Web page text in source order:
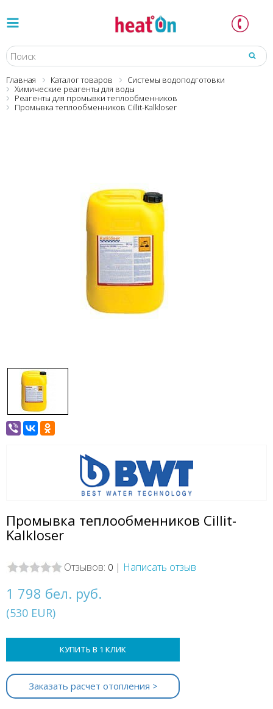
Главная Каталог товаров
Системы водоподготовки
Химические реагенты для воды
Реагенты для промывки теплообменников
Промывка теплообменников Cillit-Kalkloser
Промывка теплообменников Cillit-
Kalkloser
Отзывов: 0 | Написать отзыв
1 798 бел. руб.
(530 EUR)
КУПИТЬ В 1 КЛИК
Заказать расчет отопления >